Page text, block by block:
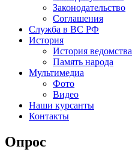
Законодательство
Соглашения
Служба в ВС РФ
История
История ведомства
Память народа
Мультимедиа
Фото
Видео
Наши курсанты
Контакты
Опрос